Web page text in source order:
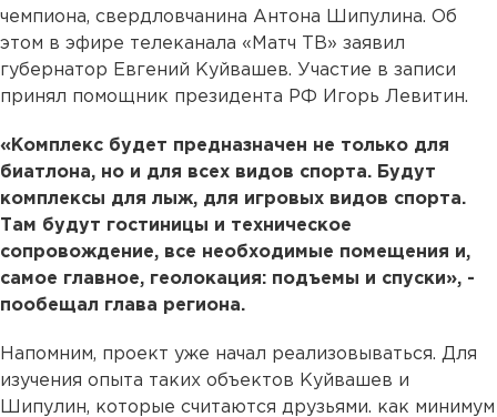
чемпиона, свердловчанина Антона Шипулина. Об
этом в эфире телеканала «Матч ТВ» заявил
губернатор Евгений Куйвашев. Участие в записи
принял помощник президента РФ Игорь Левитин.
«Комплекс будет предназначен не только для
биатлона, но и для всех видов спорта. Будут
комплексы для лыж, для игровых видов спорта.
Там будут гостиницы и техническое
сопровождение, все необходимые помещения и,
самое главное, геолокация: подъемы и спуски», -
пообещал глава региона.
Напомним, проект уже начал реализовываться. Для
изучения опыта таких объектов Куйвашев и
Шипулин, которые считаются друзьями. как минимум